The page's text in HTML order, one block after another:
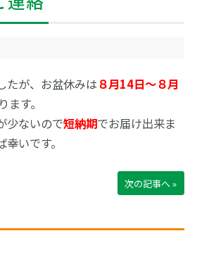
Blog
お問い合わせ
たが、お盆休みは８月14日～８月
ます。
少ないので短納期でお届け出来ま
いです。
次の記事へ »